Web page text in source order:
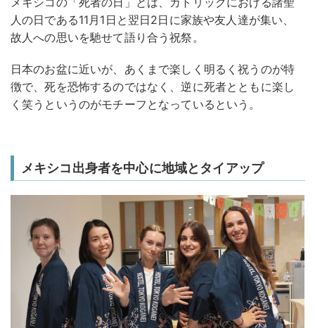
人の日である11月1日と翌日2日に家族や友人達が集い、
故人への思いを馳せて語り合う祝祭。
日本のお盆に近いが、あくまで楽しく明るく祝うのが特
徴で、死を恐怖するのではなく、逆に死者とともに楽し
く笑うというのがモチーフとなっているという。
メキシコ出身者を中心に地域とタイアップ